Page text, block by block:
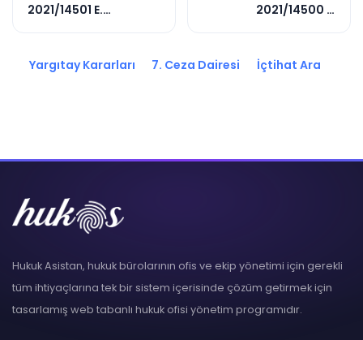
2021/14501 E.
2021/14500 E.
Yargıtay Kararları 7. Ceza Dairesi İçtihat Ara
Hukuk Asistan, hukuk bürolarının ofis ve ekip yönetimi için gerekli
tüm ihtiyaçlarına tek bir sistem içerisinde çözüm getirmek için
tasarlamış web tabanlı hukuk ofisi yönetim programıdır.